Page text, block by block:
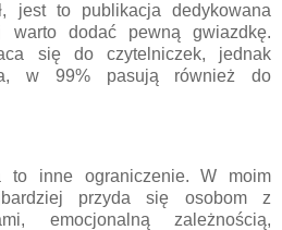
jest to publikacja dedykowana
warto dodać pewną gwiazdkę.
się do czytelniczek, jednak
w 99% pasują również do
to inne ograniczenie. W moim
przyda się osobom z
emocjonalną zależnością,